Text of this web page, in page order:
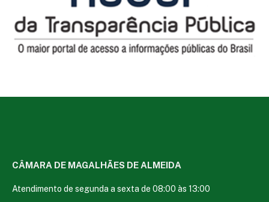
CÂMARA DE MAGALHÃES DE ALMEIDA
Atendimento de segunda a sexta de 08:00 às 13:00